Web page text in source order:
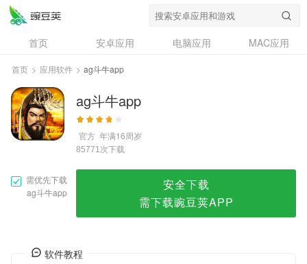
首页 安卓应用 电脑应用
MAC应用
资讯
专题
问答
首页 > 应用软件 > ag斗牛app
ag斗牛app
官方 年满16周岁
85771次下载
需优先下载
ag斗牛app
安全下载
需下载豌豆荚APP
软件教程